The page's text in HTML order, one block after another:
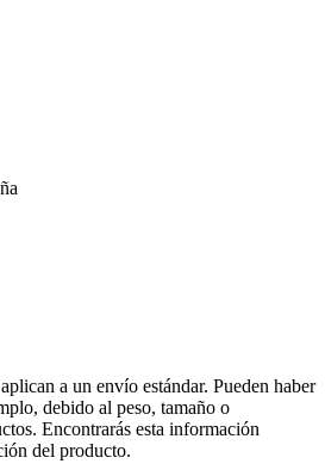
a un envío estándar. Pueden haber
debido al peso, tamaño o
Encontrarás esta información
del producto.